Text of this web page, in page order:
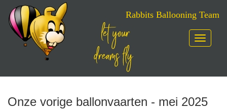
Rabbits Ballooning Team
Toggle
content
Onze vorige ballonvaarten - mei 2025